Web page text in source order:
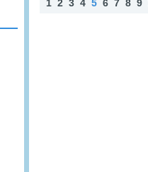
1 2 3 4 5 6 7 8 9